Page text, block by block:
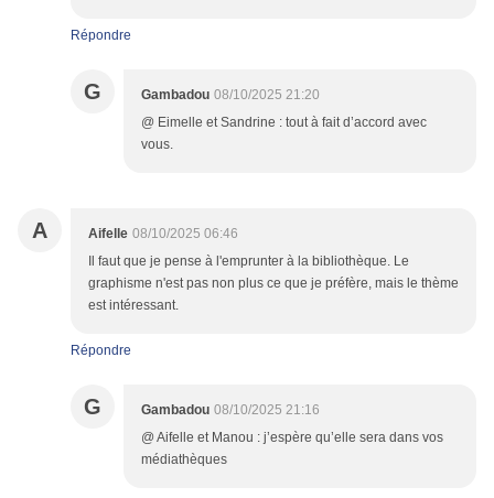
Répondre
G Gambadou 08/10/2025 21:20
@ Eimelle et Sandrine : tout à fait d’accord avec
vous.
A Aifelle 08/10/2025 06:46
Il faut que je pense à l'emprunter à la bibliothèque. Le
graphisme n'est pas non plus ce que je préfère, mais le thème
est intéressant.
Répondre
G Gambadou 08/10/2025 21:16
@ Aifelle et Manou : j’espère qu’elle sera dans vos
médiathèques